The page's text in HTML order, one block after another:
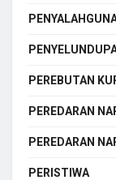
PEREBUTAN
PEREDARAN
PEREDARAN
PERISTIWA